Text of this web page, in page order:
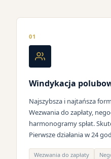
01
Windykacja
Najszybsza i najtańsza
Wezwania do zapłaty,
harmonogramy spłat.
Pierwsze działania w 24
Wezwania do zapłaty